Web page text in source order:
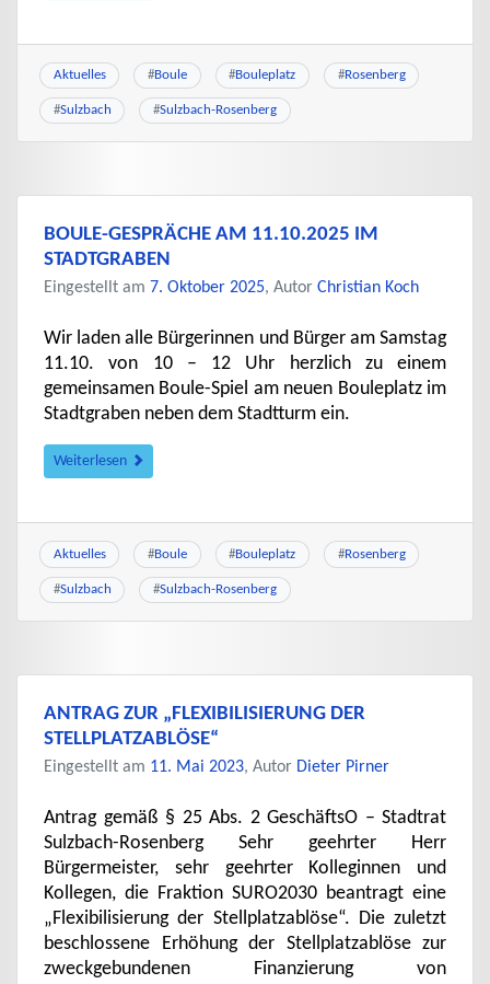
Aktuelles #Boule #Bouleplatz #Rosenberg
#Sulzbach #Sulzbach-Rosenberg
BOULE-GESPRÄCHE AM 11.10.2025 IM
STADTGRABEN
Eingestellt am 7. Oktober 2025, Autor Christian Koch
Wir laden alle Bürgerinnen und Bürger am Samstag
11.10. von 10 – 12 Uhr herzlich zu einem
gemeinsamen Boule-Spiel am neuen Bouleplatz im
Stadtgraben neben dem Stadtturm ein.
Weiterlesen
Aktuelles #Boule #Bouleplatz #Rosenberg
#Sulzbach #Sulzbach-Rosenberg
ANTRAG ZUR „FLEXIBILISIERUNG DER
STELLPLATZABLÖSE“
Eingestellt am 11. Mai 2023, Autor Dieter Pirner
Antrag gemäß § 25 Abs. 2 GeschäftsO – Stadtrat
Sulzbach-Rosenberg Sehr geehrter Herr
Bürgermeister, sehr geehrter Kolleginnen und
Kollegen, die Fraktion SURO2030 beantragt eine
„Flexibilisierung der Stellplatzablöse“. Die zuletzt
beschlossene Erhöhung der Stellplatzablöse zur
zweckgebundenen Finanzierung von